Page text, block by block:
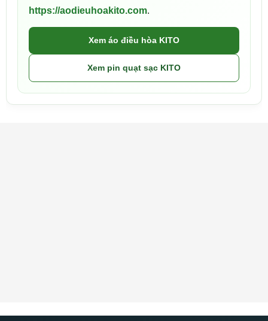
https://aodieuhoakito.com.
Xem áo điều hòa KITO
Xem pin quạt sạc KITO